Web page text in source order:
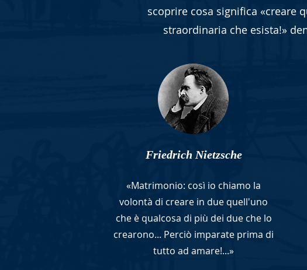
scoprire cosa significa «creare
straordinaria che esista!»
Friedrich Nietzsche
«Matrimonio: così io chiamo la
volontà di creare in due quell'uno
che è qualcosa di più dei due che lo
crearono... Perciò imparate prima di
tutto ad amare!...»